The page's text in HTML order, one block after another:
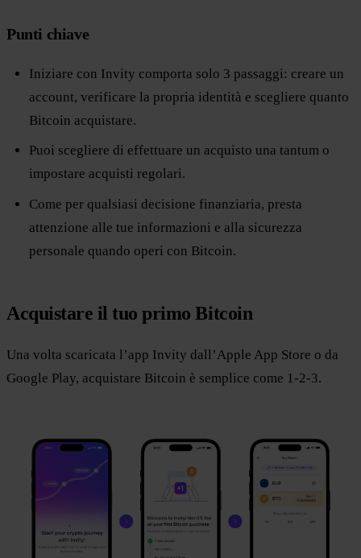
Punti chiave
Iniziare con Invity comporta solo 3 passaggi: creare un
account, verificare la propria identità e scegliere quanto
Bitcoin acquistare.
Puoi scegliere di effettuare un acquisto una tantum o
impostare acquisti regolari.
Come per qualsiasi decisione finanziaria, presta
attenzione alle tue informazioni e alla sicurezza
personale quando operi con Bitcoin.
Acquistare il tuo primo Bitcoin
Una volta scaricata l’app Invity dall’Apple App Store o da
Google Play, acquistare Bitcoin è semplice come 1-2-3.